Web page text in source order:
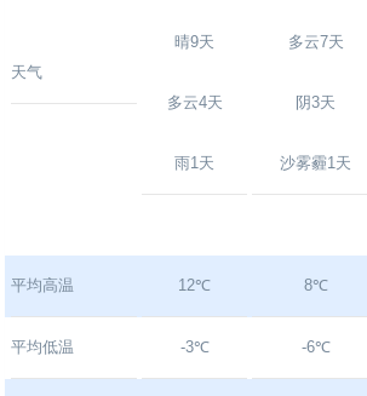
天气
晴9天
多云4天
雨1天
多云7天
阴3天
沙雾霾1天
平均高温 12℃ 8℃
平均低温 -3℃ -6℃